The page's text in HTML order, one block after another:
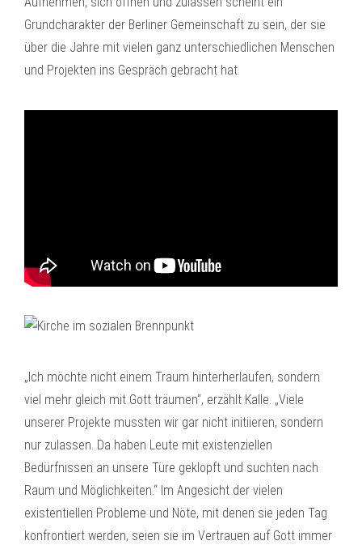
Grundcharakter der Berliner Gemeinschaft zu sein, der sie
über die Jahre mit vielen ganz unterschiedlichen Menschen
und Projekten ins Gespräch gebracht hat.
„Ich möchte nicht einem Traum hinterherlaufen, sondern
viel mehr gleich mit Gott träumen“, erzählt Kalle. „Viele
unserer Projekte mussten wir gar nicht initiieren, sondern
nur zulassen. Da haben Leute mit existenziellen
Bedürfnissen an unsere Türe geklopft und suchten nach
Raum und Möglichkeiten.“ Im Angesicht der vielen
existentiellen Probleme und Nöte, mit denen sie jeden Tag
konfrontiert werden, seien sie im Vertrauen auf Gott immer